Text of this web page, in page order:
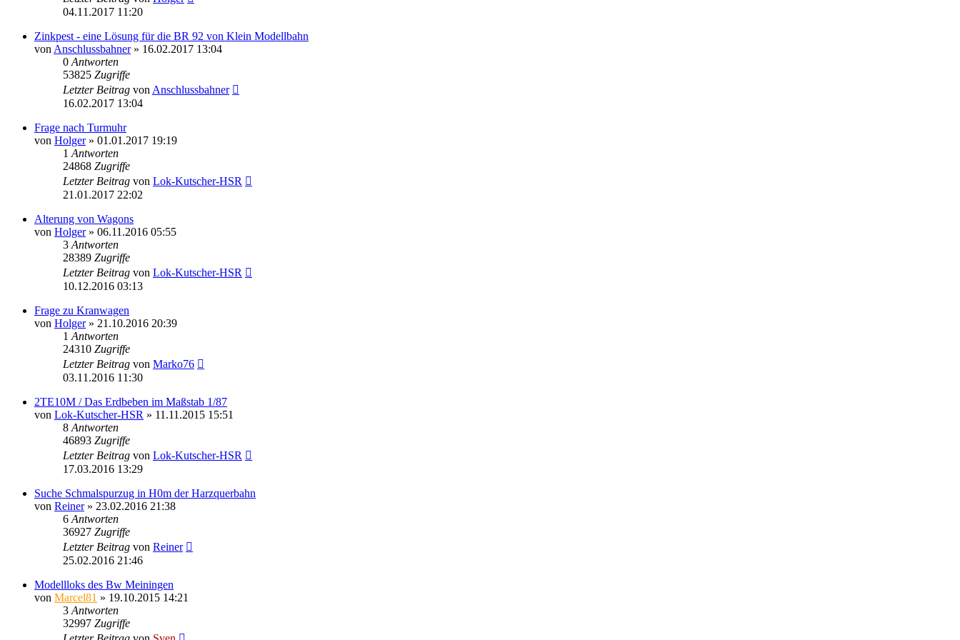
04.11.2017 11:20
Zinkpest - eine Lösung für die BR 92 von Klein Modellbahn
von Anschlussbahner» 16.02.2017 13:04
0 Antworten
53825 Zugriffe
Letzter Beitrag von Anschlussbahner
16.02.2017 13:04
Frage nach Turmuhr
von Holger» 01.01.2017 19:19
1 Antworten
24868 Zugriffe
Letzter Beitrag von Lok-Kutscher-HSR
21.01.2017 22:02
Alterung von Wagons
von Holger» 06.11.2016 05:55
3 Antworten
28389 Zugriffe
Letzter Beitrag von Lok-Kutscher-HSR
10.12.2016 03:13
Frage zu Kranwagen
von Holger» 21.10.2016 20:39
1 Antworten
24310 Zugriffe
Letzter Beitrag von Marko76
03.11.2016 11:30
2TE10M / Das Erdbeben im Maßstab 1/87
von Lok-Kutscher-HSR » 11.11.2015 15:51
8 Antworten
46893 Zugriffe
Letzter Beitrag von Lok-Kutscher-HSR
17.03.2016 13:29
Suche Schmalspurzug in H0m der Harzquerbahn
von Reiner» 23.02.2016 21:38
6 Antworten
36927 Zugriffe
Letzter Beitrag von Reiner
25.02.2016 21:46
Modellloks des Bw Meiningen
von Marcel81 » 19.10.2015 14:21
3 Antworten
32997 Zugriffe